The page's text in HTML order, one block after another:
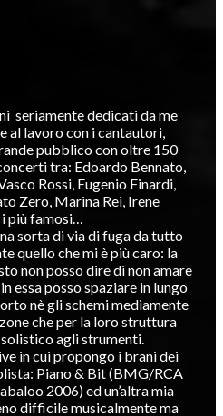
seriamente dedicati da me
al lavoro con i cantautori,
pubblico con oltre 150
tra: Edoardo Bennato,
Rossi, Eugenio Finardi,
Zero, Marina Rei, Irene
più famosi…
sorta di via di fuga da tutto
quello che mi è più caro: la
non posso dire di non amare
essa posso spaziare in lungo
nè gli schemi mediamente
che per la loro struttura
agli strumenti.
in cui propongo i brani dei
Piano & Bit (BMG/RCA
2006) ed un’altra mia
difficile musicalmente ma